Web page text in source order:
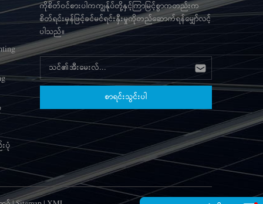
ပုံ
ကိုစိတ်ဝင်စားပါကကျွန်ုပ်တို့နှင့်ကြာမြင့်စွာကတည်းက
စိတ်ရင်းမှန်ဖြင့်ခင်မင်ရင်းနှီးမှုကိုတည်ဆောက်ရန်မျှော်လင့်
ပါသည်။